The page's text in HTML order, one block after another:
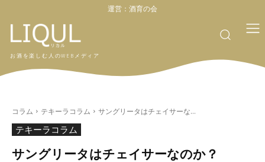
運営： 酒育の会
お酒を楽しむ人のWEBメディア
コラム テキーラコラム サングリータはチェイサーな...
テキーラコラム
サングリータはチェイサーなのか？